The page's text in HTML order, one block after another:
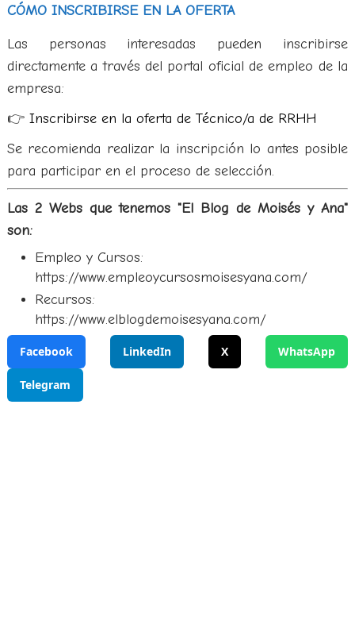
CÓMO INSCRIBIRSE EN LA OFERTA
Las personas interesadas pueden inscribirse
directamente a través del portal oficial de empleo de la
empresa:
👉 Inscribirse en la oferta de Técnico/a de RRHH
Se recomienda realizar la inscripción lo antes posible
para participar en el proceso de selección.
Las 2 Webs que tenemos "El Blog de Moisés y Ana"
son:
Empleo y Cursos:
https://www.empleoycursosmoisesyana.com/
Recursos:
https://www.elblogdemoisesyana.com/
Facebook LinkedIn X WhatsApp
Telegram